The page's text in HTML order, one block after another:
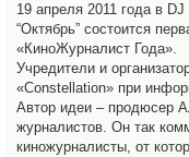
19 апреля 2011 года в
“Октябрь” состоится
«КиноЖурналист Года».
Учредители и
«Constellation» при
Автор идеи – продюсер
журналистов. Он так
киножурналисты, от